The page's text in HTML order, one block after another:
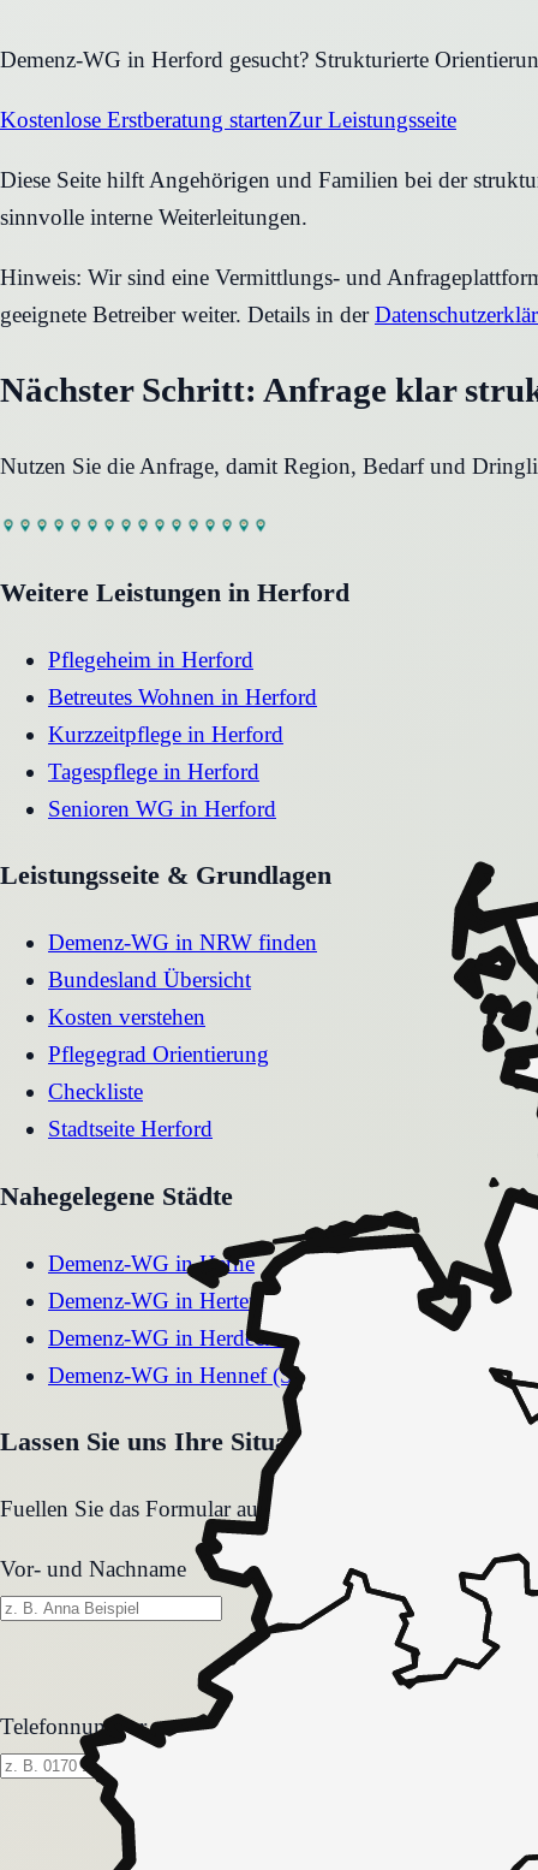
Demenz-WG in Herford gesucht? Strukturierte
Kostenlose Erstberatung startenZur Leistungsseite
Diese Seite hilft Angehörigen und Familien bei der
sinnvolle interne Weiterleitungen.
Hinweis: Wir sind eine Vermittlungs- und
geeignete Betreiber weiter. Details in der
Nächster Schritt: Anfrage klar
Nutzen Sie die Anfrage, damit Region, Bedarf und
Weitere Leistungen in Herford
Pflegeheim in Herford
Betreutes Wohnen in Herford
Kurzzeitpflege in Herford
Tagespflege in Herford
Senioren WG in Herford
Leistungsseite & Grundlagen
Demenz-WG in NRW finden
Bundesland Übersicht
Kosten verstehen
Pflegegrad Orientierung
Checkliste
Stadtseite Herford
Nahegelegene Städte
Demenz-WG inHerne
Demenz-WG in Herten
Demenz-WG in Herdecke
Demenz-WG in Hennef (Sieg)
Lassen Sie uns Ihre Situation gemeinsam
Fuellen Sie das Formular aus. Wir melden uns zeitnah
Vor- und Nachname
Telefonnummer